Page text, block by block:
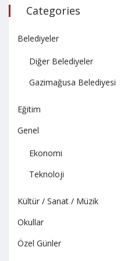
Categories
Belediyeler
Diğer Belediyeler
Gazimağusa Belediyesi
Eğitim
Genel
Ekonomi
Teknoloji
Kültür / Sanat / Müzik
Okullar
Özel Günler